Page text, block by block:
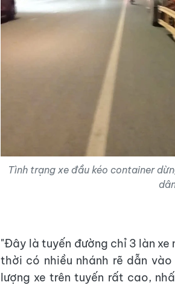
Tình trạng xe đầu kéo container
"Đây là tuyến đường chỉ 3 làn xe
thời có nhiều nhánh rẽ dẫn
lượng xe trên tuyến rất cao,